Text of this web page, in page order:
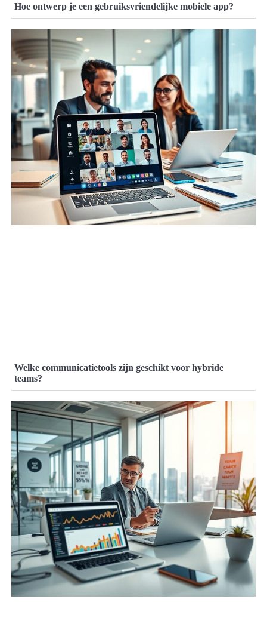
Hoe ontwerp je een gebruiksvriendelijke mobiele app?
Welke communicatietools zijn geschikt voor hybride
teams?